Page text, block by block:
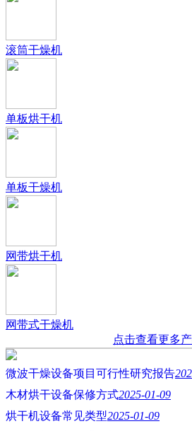
滚筒干燥机
单板烘干机
单板干燥机
网带烘干机
网带式干燥机
点击查看更多
微波干燥设备项目可行性研究报告
木材烘干设备保修方式2025-01-09
烘干机设备常见类型2025-01-09